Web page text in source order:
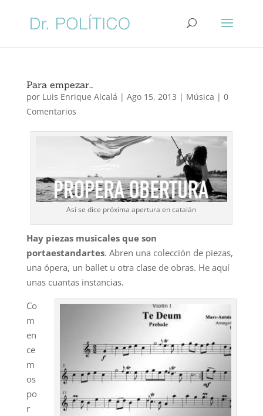
Para empezar…
por Luis Enrique Alcalá | Ago 15, 2013 | Música | 0
Comentarios
Así se dice próxima apertura en catalán
Hay piezas musicales que son
portaestandartes. Abren una colección de piezas,
una ópera, un ballet u otra clase de obras. He aquí
unas cuantas instancias.
Co
m
en
ce
m
os
po
r